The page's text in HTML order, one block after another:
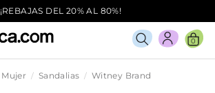
¡REBAJAS DEL 20% AL 80%!
0
Mujer Sandalias Witney Brand